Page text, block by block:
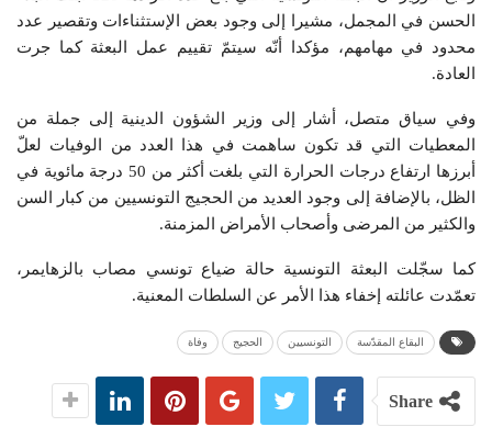
الحسن في المجمل، مشيرا إلى وجود بعض الإستثناءات وتقصير عدد
محدود في مهامهم، مؤكدا أنّه سيتمّ تقييم عمل البعثة كما جرت
العادة.
وفي سياق متصل، أشار إلى وزير الشؤون الدينية إلى جملة من
المعطيات التي قد تكون ساهمت في هذا العدد من الوفيات لعلّ
أبرزها ارتفاع درجات الحرارة التي بلغت أكثر من 50 درجة مائوية في
الظل، بالإضافة إلى وجود العديد من الحجيج التونسيين من كبار السن
والكثير من المرضى وأصحاب الأمراض المزمنة.
كما سجّلت البعثة التونسية حالة ضياع تونسي مصاب بالزهايمر،
تعمّدت عائلته إخفاء هذا الأمر عن السلطات المعنية.
البقاع المقدّسة التونسيين الحجيج وفاة
Share